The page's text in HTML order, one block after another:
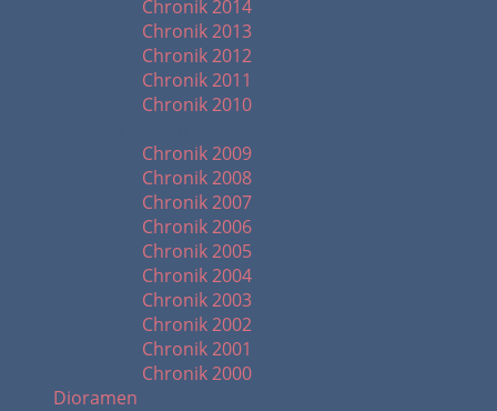
Chronik 2014
Chronik 2013
Chronik 2012
Chronik 2011
Chronik 2010
Chronik 2009
Chronik 2008
Chronik 2007
Chronik 2006
Chronik 2005
Chronik 2004
Chronik 2003
Chronik 2002
Chronik 2001
Chronik 2000
Dioramen